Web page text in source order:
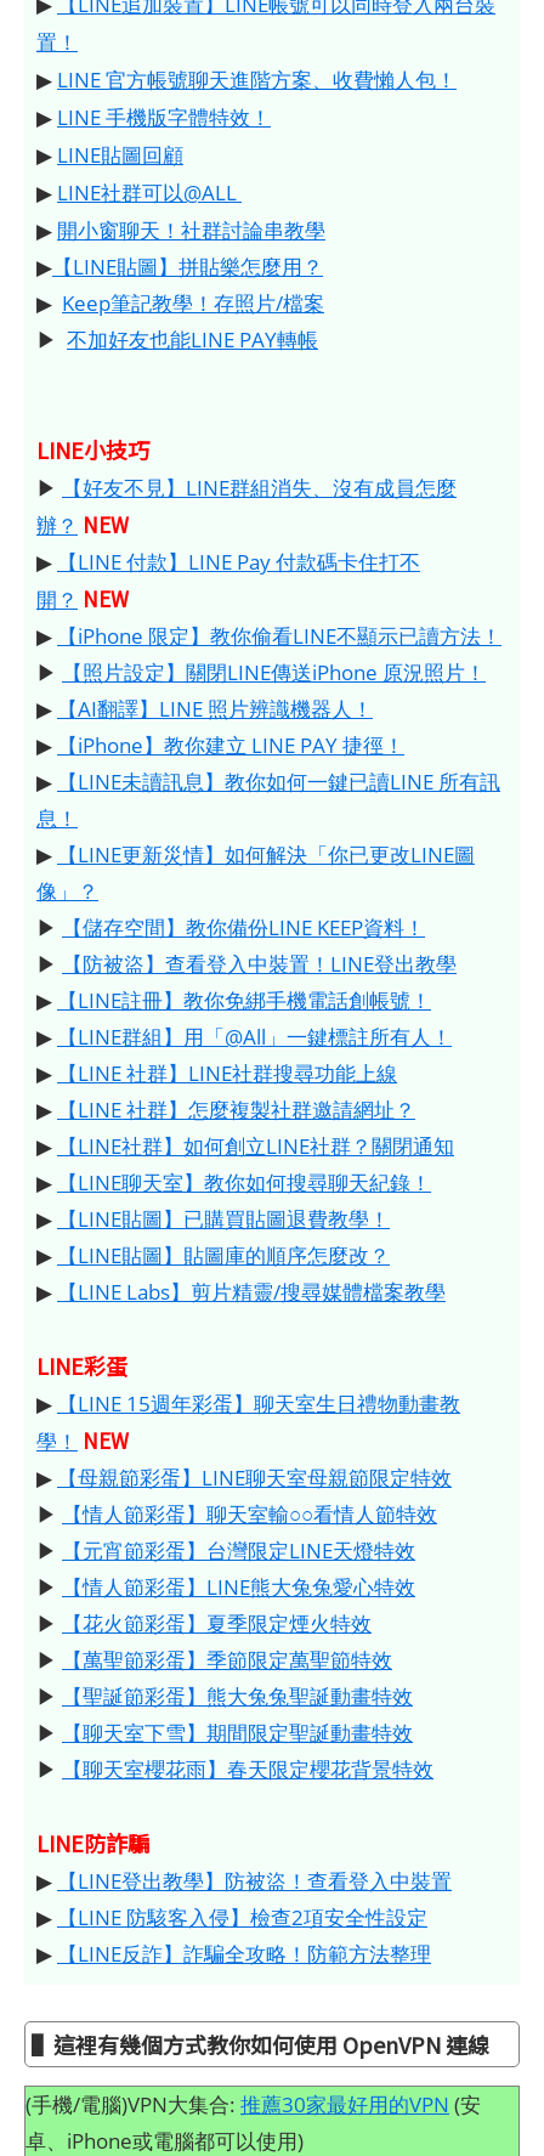
置！
▶ LINE 官方帳號聊天進階方案、收費懶人包！
▶ LINE 手機版字體特效！
▶ LINE貼圖回顧
▶ LINE社群可以@ALL
▶ 開小窗聊天！社群討論串教學
▶ 【LINE貼圖】拼貼樂怎麼用？
▶ Keep筆記教學！存照片/檔案
▶ 不加好友也能LINE PAY轉帳
LINE小技巧
▶
【好友不見】LINE群組消失、沒有成員怎麼
辦？ NEW
▶
【LINE 付款】LINE Pay 付款碼卡住打不
開？ NEW
▶
【iPhone 限定】教你偷看LINE不顯示已讀方法！
▶
【照片設定】關閉LINE傳送iPhone 原況照片！
▶
【AI翻譯】LINE 照片辨識機器人！
▶
【iPhone】教你建立 LINE PAY 捷徑！
▶
【LINE未讀訊息】教你如何一鍵已讀LINE 所有訊
息！
▶
【LINE更新災情】如何解決「你已更改LINE圖
像」？
▶
【儲存空間】教你備份LINE KEEP資料！
▶
【防被盜】查看登入中裝置！LINE登出教學
▶
【LINE註冊】教你免綁手機電話創帳號！
▶
【LINE群組】用「@All」一鍵標註所有人！
▶
【LINE 社群】LINE社群搜尋功能上線
▶
【LINE 社群】怎麼複製社群邀請網址？
▶
【LINE社群】如何創立LINE社群？關閉通知
▶
【LINE聊天室】教你如何搜尋聊天紀錄！
▶
【LINE貼圖】已購買貼圖退費教學！
▶
【LINE貼圖】貼圖庫的順序怎麼改？
▶
【LINE Labs】剪片精靈/搜尋媒體檔案教學
LINE彩蛋
▶
【LINE 15週年彩蛋】聊天室生日禮物動畫教
學！ NEW
▶
【母親節彩蛋】LINE聊天室母親節限定特效
▶
【情人節彩蛋】聊天室輸○○看情人節特效
▶
【元宵節彩蛋】台灣限定LINE天燈特效
▶
【情人節彩蛋】LINE熊大兔兔愛心特效
▶
【花火節彩蛋】夏季限定煙火特效
▶
【萬聖節彩蛋】季節限定萬聖節特效
▶
【聖誕節彩蛋】熊大兔兔聖誕動畫特效
▶
【聊天室下雪】期間限定聖誕動畫特效
▶
【聊天室櫻花雨】春天限定櫻花背景特效
LINE防詐騙
▶
【LINE登出教學】防被盜！查看登入中裝置
▶
【LINE 防駭客入侵】檢查2項安全性設定
▶
【LINE反詐】詐騙全攻略！防範方法整理
▌這裡有幾個方式教你如何使用 OpenVPN 連線
(手機/電腦)VPN大集合: 推薦30家最好用的VPN (安
卓、iPhone或電腦都可以使用)